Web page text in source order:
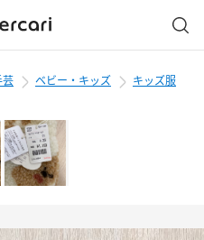
芸 ベビー・キッズ
キッズ服